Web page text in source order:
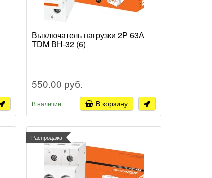
Выключатель нагрузки 2Р 63А
TDM ВН-32 (6)
550.00 руб.
В наличии В корзину
Распродажа